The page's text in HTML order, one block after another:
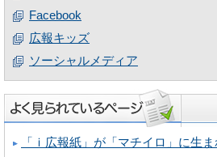
Facebook
広報キッズ
ソーシャルメディア
「ｉ広報紙」が「マチイロ」に生